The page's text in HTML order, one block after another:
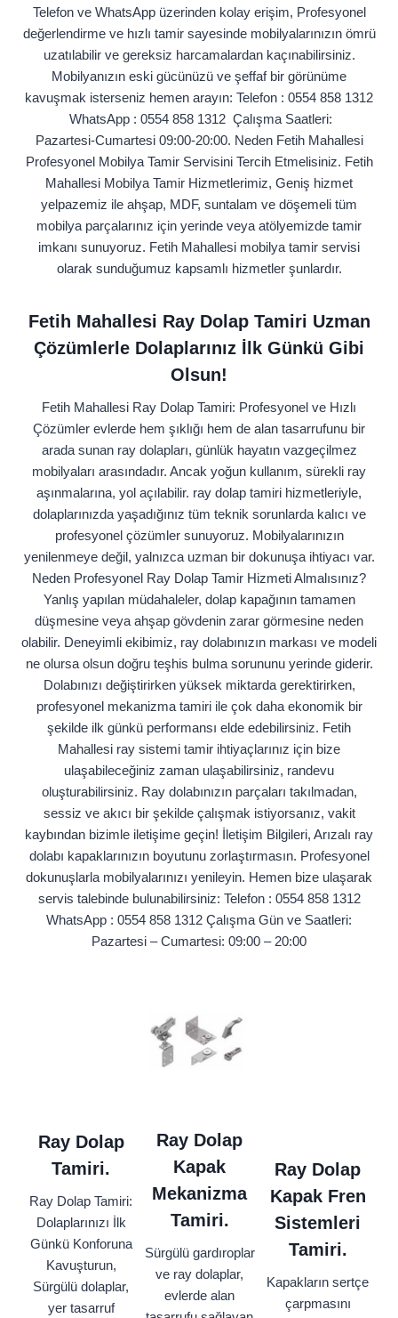
Telefon ve WhatsApp üzerinden kolay erişim, Profesyonel
değerlendirme ve hızlı tamir sayesinde mobilyalarınızın ömrü
uzatılabilir ve gereksiz harcamalardan kaçınabilirsiniz.
Mobilyanızın eski gücünüzü ve şeffaf bir görünüme
kavuşmak isterseniz hemen arayın: Telefon : 0554 858 1312
WhatsApp : 0554 858 1312 Çalışma Saatleri:
Pazartesi‑Cumartesi 09:00‑20:00. Neden Fetih Mahallesi
Profesyonel Mobilya Tamir Servisini Tercih Etmelisiniz. Fetih
Mahallesi Mobilya Tamir Hizmetlerimiz, Geniş hizmet
yelpazemiz ile ahşap, MDF, suntalam ve döşemeli tüm
mobilya parçalarınız için yerinde veya atölyemizde tamir
imkanı sunuyoruz. Fetih Mahallesi mobilya tamir servisi
olarak sunduğumuz kapsamlı hizmetler şunlardır.
Fetih Mahallesi Ray Dolap Tamiri Uzman
Çözümlerle Dolaplarınız İlk Günkü Gibi
Olsun!
Fetih Mahallesi Ray Dolap Tamiri: Profesyonel ve Hızlı
Çözümler evlerde hem şıklığı hem de alan tasarrufunu bir
arada sunan ray dolapları, günlük hayatın vazgeçilmez
mobilyaları arasındadır. Ancak yoğun kullanım, sürekli ray
aşınmalarına, yol açılabilir. ray dolap tamiri hizmetleriyle,
dolaplarınızda yaşadığınız tüm teknik sorunlarda kalıcı ve
profesyonel çözümler sunuyoruz. Mobilyalarınızın
yenilenmeye değil, yalnızca uzman bir dokunuşa ihtiyacı var.
Neden Profesyonel Ray Dolap Tamir Hizmeti Almalısınız?
Yanlış yapılan müdahaleler, dolap kapağının tamamen
düşmesine veya ahşap gövdenin zarar görmesine neden
olabilir. Deneyimli ekibimiz, ray dolabınızın markası ve modeli
ne olursa olsun doğru teşhis bulma sorununu yerinde giderir.
Dolabınızı değiştirirken yüksek miktarda gerektirirken,
profesyonel mekanizma tamiri ile çok daha ekonomik bir
şekilde ilk günkü performansı elde edebilirsiniz. Fetih
Mahallesi ray sistemi tamir ihtiyaçlarınız için bize
ulaşabileceğiniz zaman ulaşabilirsiniz, randevu
oluşturabilirsiniz. Ray dolabınızın parçaları takılmadan,
sessiz ve akıcı bir şekilde çalışmak istiyorsanız, vakit
kaybından bizimle iletişime geçin! İletişim Bilgileri, Arızalı ray
dolabı kapaklarınızın boyutunu zorlaştırmasın. Profesyonel
dokunuşlarla mobilyalarınızı yenileyin. Hemen bize ulaşarak
servis talebinde bulunabilirsiniz: Telefon : 0554 858 1312
WhatsApp : 0554 858 1312 Çalışma Gün ve Saatleri:
Pazartesi – Cumartesi: 09:00 – 20:00
Ray Dolap
Tamiri.
Ray Dolap Tamiri:
Dolaplarınızı İlk
Günkü Konforuna
Kavuşturun,
Sürgülü dolaplar,
yer tasarruf
Ray Dolap
Kapak
Mekanizma
Tamiri.
Sürgülü gardıroplar
ve ray dolaplar,
evlerde alan
Ray Dolap
Kapak Fren
Sistemleri
Tamiri.
Kapakların sertçe
çarpmasını